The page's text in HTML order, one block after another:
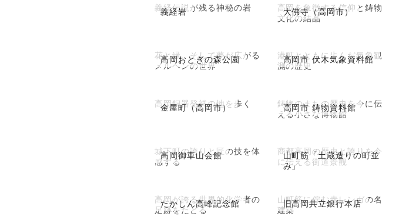
義経岩
義経伝説が残る神秘の岩 大佛寺（高岡市）
高岡を象徴する信仰と鋳物
文化の結晶
高岡おとぎの森公園
花と緑、そして夢が広がる
メルヘンの世界
高岡市 伏木気象資料館
港町とともに歩んだ気象観
測の歴史
金屋町（高岡市）
高岡銅器発祥の地を歩く 高岡市 鋳物資料館
鋳物のまちの歴史を今に伝
える小さな博物館
高岡御車山会館
城下町の誇りと匠の技を体
感する
山町筋「土蔵造りの町並
み」
商都高岡の歴史と誇りを今
に伝える街道景観
たかしん高峰記念館
高岡が誇る世界的化学者の
足跡をたどる
旧高岡共立銀行本店
山町筋に佇む赤レンガの名
建築